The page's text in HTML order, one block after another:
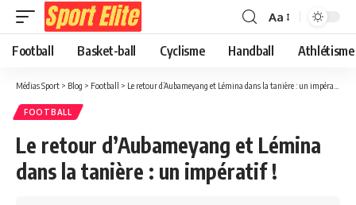
Aa
Football Basket-ball Cyclisme Handball Athlétisme
Médias Sport > Blog > Football > Le retour d’Aubameyang et Lémina dans la tanière : un impératif !
FOOTBALL
Le retour d’Aubameyang et Lémina
dans la tanière : un impératif !